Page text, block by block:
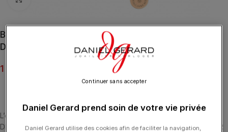
Bracelet Morganne Bello Victoria Diamant Onyx +
Diamants Or Rose
1 450.00
L’expression parfaite de l’art joaillier. BRACELET VICTORIA
DIAMANTS ONYX (2.47 CARATS) + DIAMANTS (0.128 CARATS) OR
Daniel Gerard prend soin de votre vie privée
Daniel Gerard utilise des cookies afin de faciliter la navigation,
Continuer sans accepter